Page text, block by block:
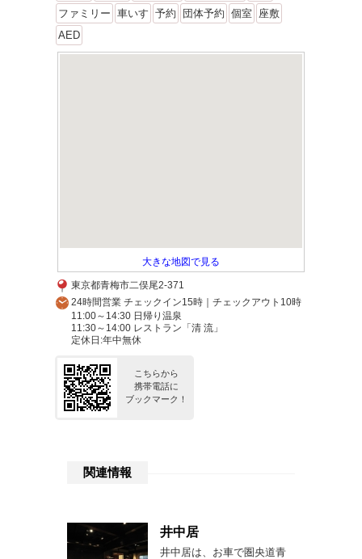
ファミリー 車いす 予約 団体予約 個室
座敷
AED
大きな地図で見る
東京都青梅市二俣尾2-371
24時間営業 チェックイン15時｜チェックアウト10時
11:00～14:30 日帰り温泉
11:30～14:00 レストラン「清 流」
定休日:年中無休
こちらから
携帯電話に
ブックマーク！
関連情報
井中居
井中居は、お車で圏央道青